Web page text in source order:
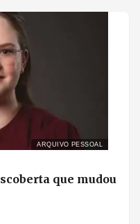
ARQUIVO PESSOAL
que mudou